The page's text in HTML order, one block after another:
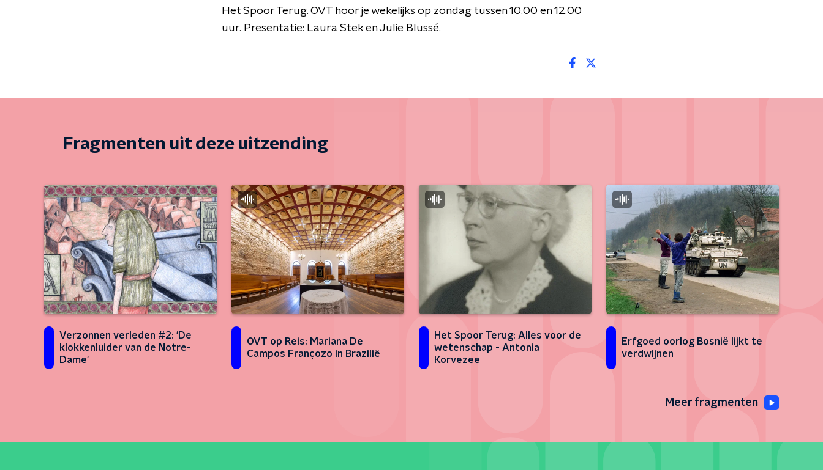
Het Spoor Terug. OVT hoor je wekelijks op zondag tussen 10.00 en 12.00
uur. Presentatie: Laura Stek en Julie Blussé.
Fragmenten uit deze uitzending
Verzonnen verleden #2: 'De
klokkenluider van de Notre-
Dame'
OVT op Reis: Mariana De
Campos Françozo in Brazilië
Het Spoor Terug: Alles voor de
wetenschap - Antonia
Korvezee
Erfgoed oorlog Bosnië lijkt te
verdwijnen
Meer fragmenten